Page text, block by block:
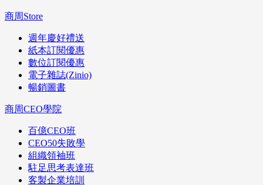
商周Store
週年慶好禮送
紙本訂閱優惠
數位訂閱優惠
電子雜誌(Zinio)
暢銷圖書
商周CEO學院
百億CEO班
CEO50失敗學
組織領袖班
駐足思考表達班
客製企業培訓